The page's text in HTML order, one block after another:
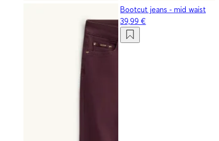
Bootcut jeans - mid waist
39,99 €